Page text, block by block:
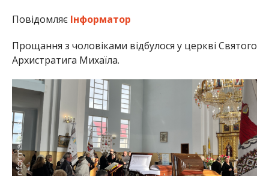
Повідомляє Інформатор
Прощання з чоловіками відбулося у церкві Святого
Архистратига Михаїла.